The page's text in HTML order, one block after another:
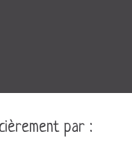
par :